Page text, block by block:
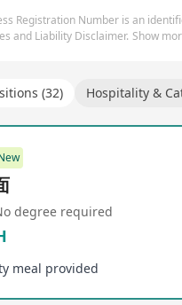
Registration Number is an
and Liability Disclaimer. Show
(32) Hospitality &
degree required
meal provided